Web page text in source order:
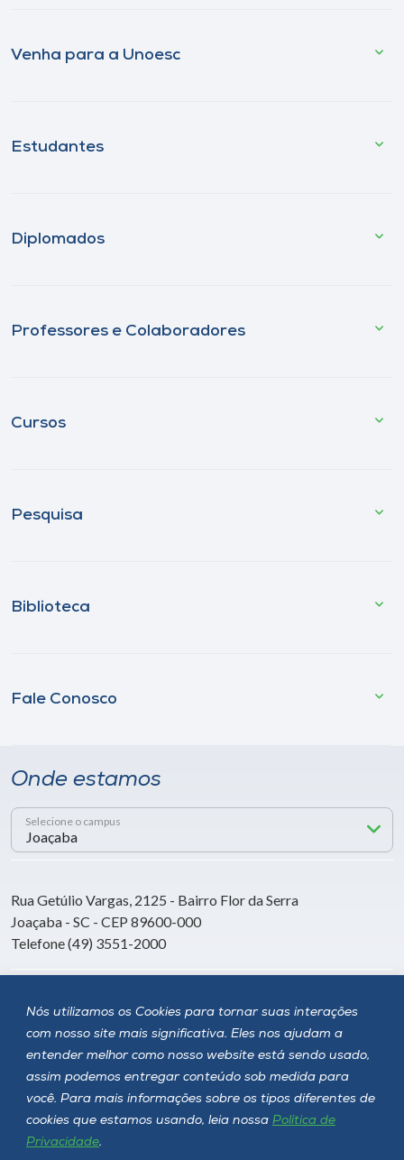
Nós utilizamos os Cookies para tornar suas interações
com nosso site mais significativa. Eles nos ajudam a
entender melhor como nosso website está sendo usado,
assim podemos entregar conteúdo sob medida para
você. Para mais informações sobre os tipos diferentes de
cookies que estamos usando, leia nossa Política de
Privacidade.
Venha para a Unoesc
Estudantes
Diplomados
Professores e Colaboradores
Cursos
Pesquisa
Biblioteca
Fale Conosco
Onde estamos
Selecione o campus
Rua Getúlio Vargas, 2125 - Bairro Flor da Serra
Joaçaba - SC - CEP 89600-000
Telefone (49) 3551-2000
Siga a Unoesc